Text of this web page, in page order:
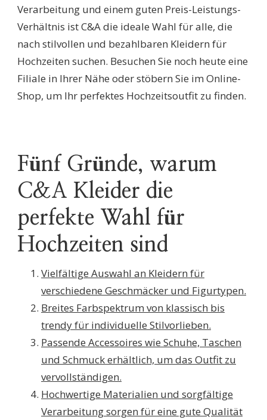
Verarbeitung und einem guten Preis-Leistungs-
Verhältnis ist C&A die ideale Wahl für alle, die
nach stilvollen und bezahlbaren Kleidern für
Hochzeiten suchen. Besuchen Sie noch heute eine
Filiale in Ihrer Nähe oder stöbern Sie im Online-
Shop, um Ihr perfektes Hochzeitsoutfit zu finden.
Fünf Gründe, warum
C&A Kleider die
perfekte Wahl für
Hochzeiten sind
Vielfältige Auswahl an Kleidern für
verschiedene Geschmäcker und Figurtypen.
Breites Farbspektrum von klassisch bis
trendy für individuelle Stilvorlieben.
Passende Accessoires wie Schuhe, Taschen
und Schmuck erhältlich, um das Outfit zu
vervollständigen.
Hochwertige Materialien und sorgfältige
Verarbeitung sorgen für eine gute Qualität